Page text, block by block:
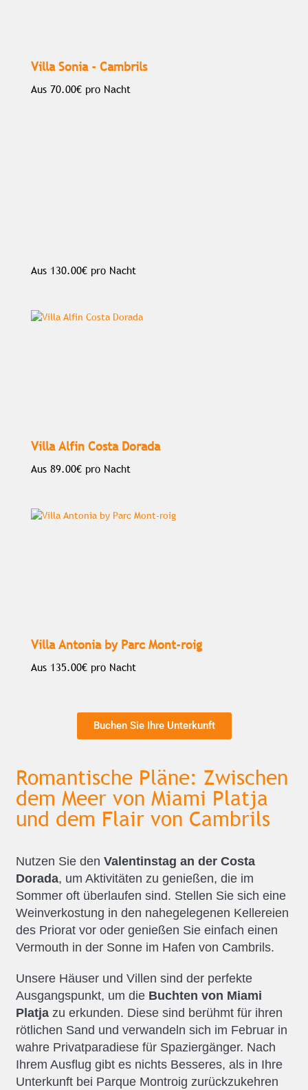
Villa Sonia - Cambrils
Aus 70.00€ pro Nacht
Aus 130.00€ pro Nacht
Villa Alfin Costa Dorada
Aus 89.00€ pro Nacht
Villa Antonia by Parc Mont-roig
Aus 135.00€ pro Nacht
Buchen Sie Ihre Unterkunft
Romantische Pläne: Zwischen
dem Meer von Miami Platja
und dem Flair von Cambrils
Nutzen Sie den Valentinstag an der Costa
Dorada, um Aktivitäten zu genießen, die im
Sommer oft überlaufen sind. Stellen Sie sich eine
Weinverkostung in den nahegelegenen Kellereien
des Priorat vor oder genießen Sie einfach einen
Vermouth in der Sonne im Hafen von Cambrils.
Unsere Häuser und Villen sind der perfekte
Ausgangspunkt, um die Buchten von Miami
Platjazu erkunden. Diese sind berühmt für ihren
rötlichen Sand und verwandeln sich im Februar in
wahre Privatparadiese für Spaziergänger. Nach
Ihrem Ausflug gibt es nichts Besseres, als in Ihre
Unterkunft bei Parque Montroig zurückzukehren